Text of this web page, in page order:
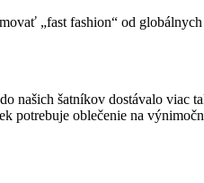
„fast fashion“ od
našich šatníkov dostávalo viac
potrebuje oblečenie na